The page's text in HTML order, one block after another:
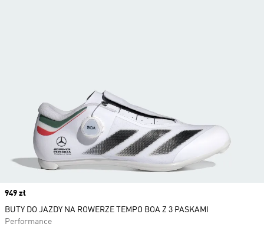
Price
949 zł
BUTY DO JAZDY NA ROWERZE TEMPO BOA Z 3 PASKAMI
Performance